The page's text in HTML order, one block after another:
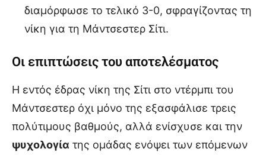
διαμόρφωσε το τελικό 3-0, σφραγίζοντας τη
νίκη για τη Μάντσεστερ Σίτι.
Οι επιπτώσεις του αποτελέσματος
Η εντός έδρας νίκη της Σίτι στο ντέρμπι του
Μάντσεστερ όχι μόνο της εξασφάλισε τρεις
πολύτιμους βαθμούς, αλλά ενίσχυσε και την
ψυχολογία της ομάδας ενόψει των επόμενων